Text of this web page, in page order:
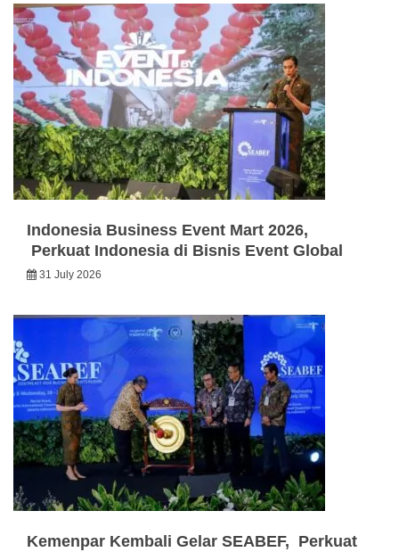
Indonesia Business Event Mart 2026,
Perkuat Indonesia di Bisnis Event Global
31 July 2026
Kemenpar Kembali Gelar SEABEF, Perkuat